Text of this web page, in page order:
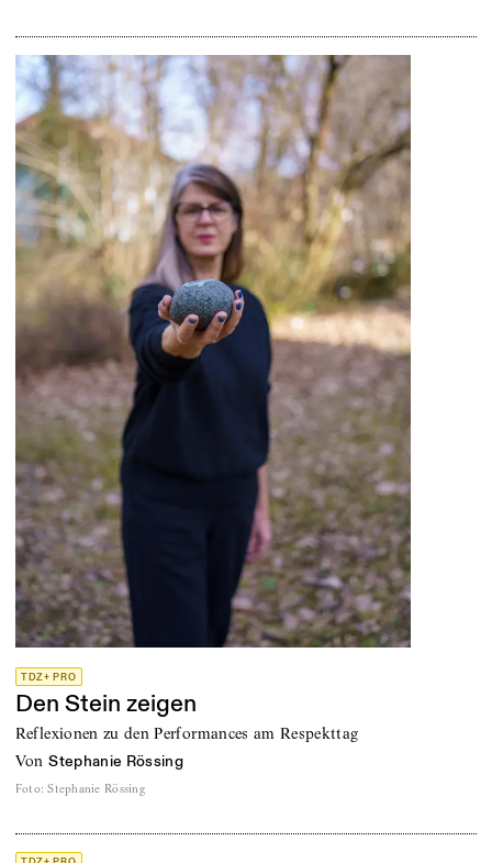
TDZ+ PRO
Den Stein zeigen
Reflexionen zu den Performances am Respekttag
von Stephanie Rössing
Foto: Stephanie Rössing